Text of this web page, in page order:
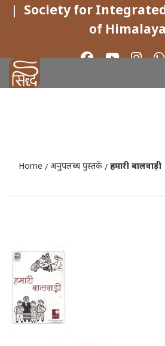
| Society for
of Himalaya
Home अनुपलब्ध पुस्तकें हमारी बालवाड़ी